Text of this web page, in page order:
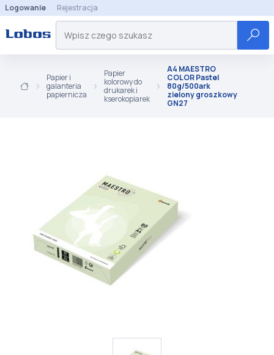
Logowanie Rejestracja
Papier i
galanteria
papiernicza
Papier
kolorowy do
drukarek i
kserokopiarek
A4 MAESTRO
COLOR Pastel
80g/500ark
zielony groszkowy
GN27